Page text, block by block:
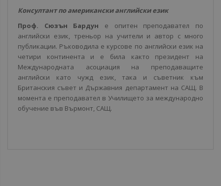
Консултант по американски английски език
Проф. Сюзън Бардун е опитен преподавател по
английски език, треньор на учители и автор с много
публикации. Ръководила е курсове по английски език на
четири континента и е била както президент на
Международната асоциация на преподаващите
английски като чужд език, така и съветник към
Британския съвет и Държавния департамент на САЩ. В
момента е преподавател в Училището за международно
обучение във Върмонт, САЩ.